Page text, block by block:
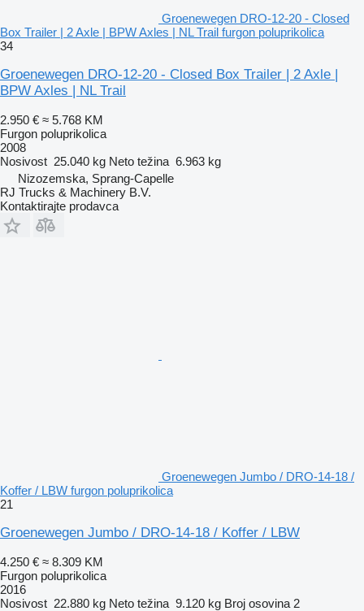
Groenewegen DRO-12-20 - Closed
Box Trailer | 2 Axle | BPW Axles | NL Trail furgon poluprikolica
34
Groenewegen DRO-12-20 - Closed Box Trailer | 2 Axle |
BPW Axles | NL Trail
2.950 € ≈ 5.768 KM
Furgon poluprikolica
2008
Nosivost 25.040 kg Neto težina 6.963 kg
Nizozemska, Sprang-Capelle
RJ Trucks & Machinery B.V.
Kontaktirajte prodavca
Groenewegen Jumbo / DRO-14-18 /
Koffer / LBW furgon poluprikolica
21
Groenewegen Jumbo / DRO-14-18 / Koffer / LBW
4.250 € ≈ 8.309 KM
Furgon poluprikolica
2016
Nosivost 22.880 kg Neto težina 9.120 kg Broj osovina 2